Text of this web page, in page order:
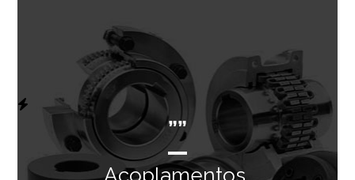
””
Acoplamentos